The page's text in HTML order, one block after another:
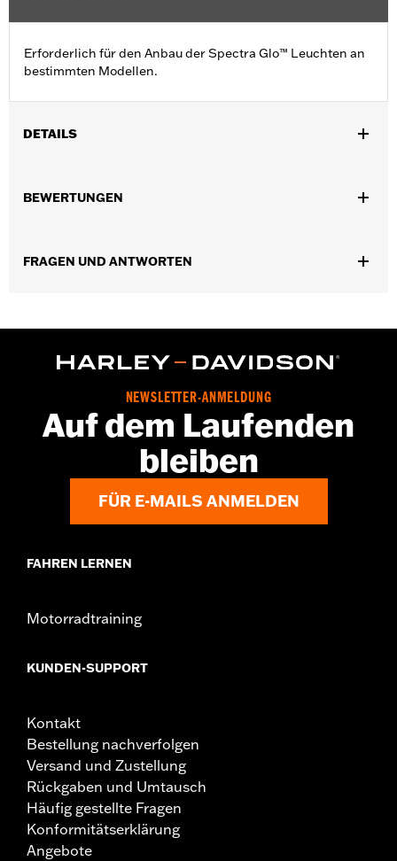
Erforderlich für den Anbau der Spectra Glo™ Leuchten an
bestimmten Modellen.
DETAILS
Modellen (außer Touring und Trike Modelle ab ’17, Softail ab ’18
BEWERTUNGEN
FRAGEN UND ANTWORTEN
NEWSLETTER-ANMELDUNG
Auf dem Laufenden
bleiben
FÜR E-MAILS ANMELDEN
FAHREN LERNEN
Motorradtraining
KUNDEN-SUPPORT
Kontakt
Bestellung nachverfolgen
Versand und Zustellung
Rückgaben und Umtausch
Häufig gestellte Fragen
Konformitätserklärung
Angebote